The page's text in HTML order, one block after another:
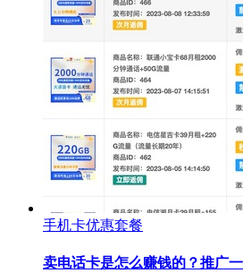
手机卡优惠套餐
卖电话卡是怎么赚钱的？推广